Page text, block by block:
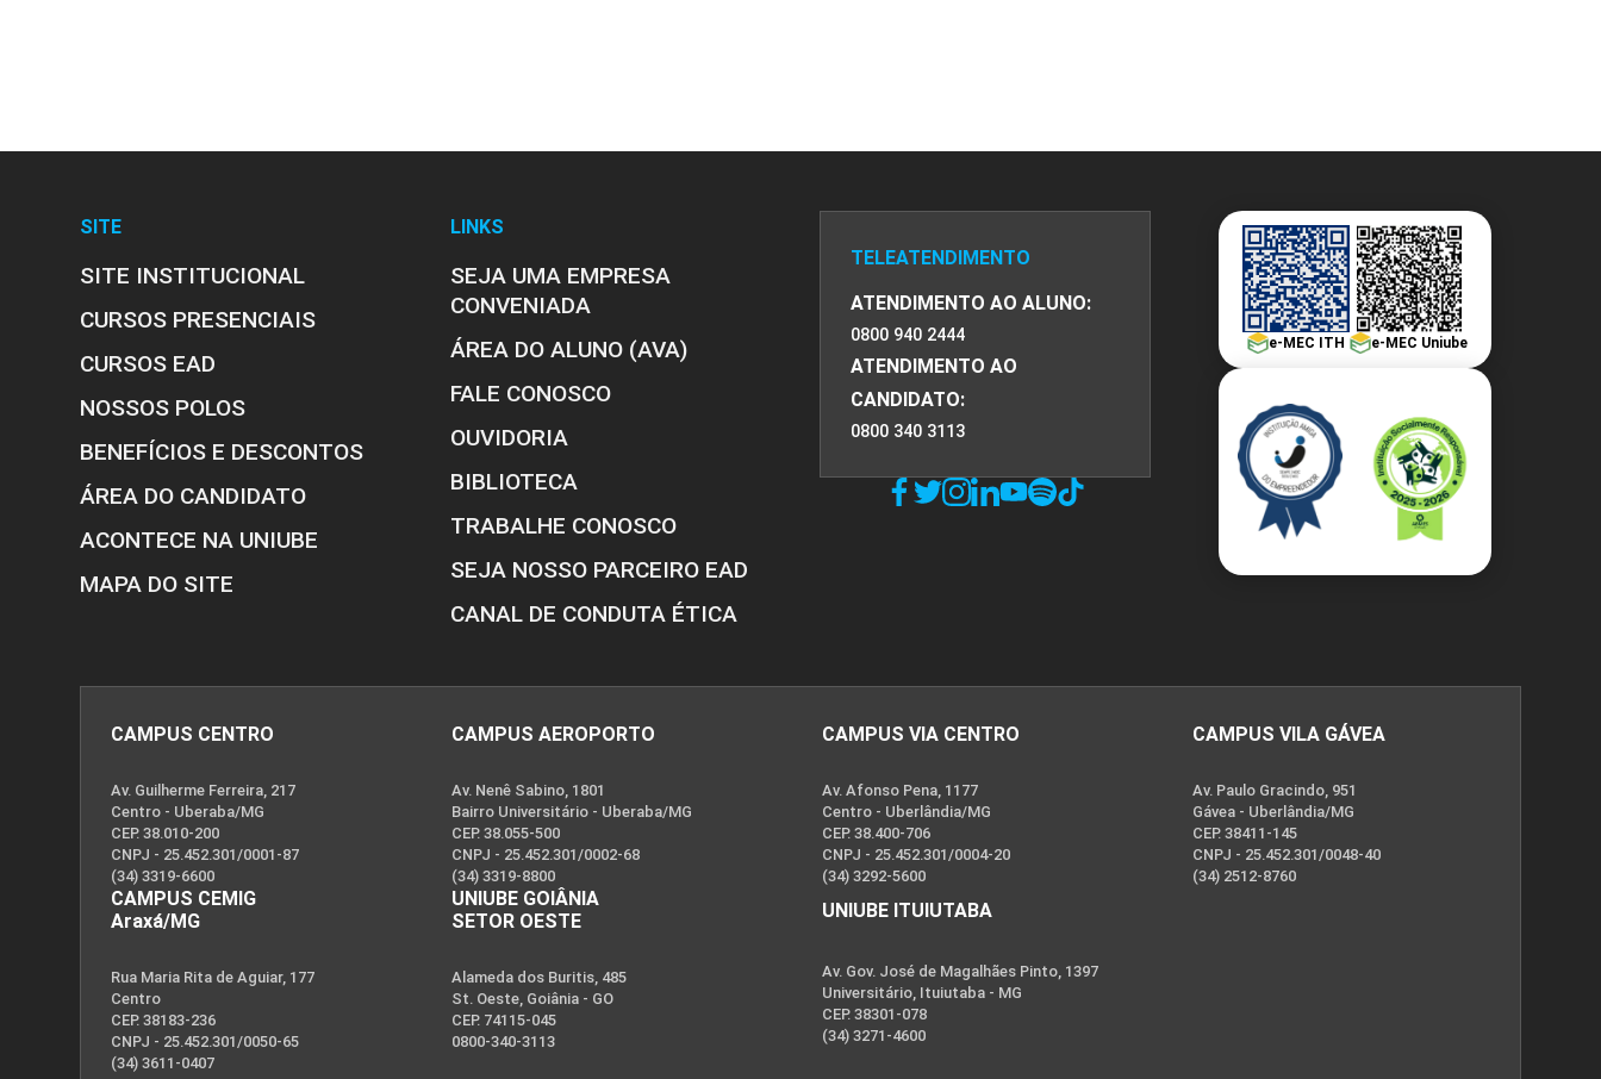
SITE
SITE INSTITUCIONAL
CURSOS PRESENCIAIS
CURSOS EAD
NOSSOS POLOS
BENEFÍCIOS E DESCONTOS
ÁREA DO CANDIDATO
ACONTECE NA UNIUBE
MAPA DO SITE
LINKS
SEJA UMA EMPRESA
CONVENIADA
ÁREA DO ALUNO (AVA)
FALE CONOSCO
OUVIDORIA
BIBLIOTECA
TRABALHE CONOSCO
SEJA NOSSO PARCEIRO EAD
CANAL DE CONDUTA ÉTICA
TELEATENDIMENTO
ATENDIMENTO AO ALUNO:
0800 940 2444
ATENDIMENTO AO
CANDIDATO:
0800 340 3113
e-MEC ITH e-MEC Uniube
CAMPUS CENTRO
Av. Guilherme Ferreira, 217
Centro - Uberaba/MG
CEP. 38.010-200
CNPJ - 25.452.301/0001-87
(34) 3319-6600
CAMPUS CEMIG
Araxá/MG
Rua Maria Rita de Aguiar, 177
Centro
CEP. 38183-236
CNPJ - 25.452.301/0050-65
(34) 3611-0407
CAMPUS AEROPORTO
Av. Nenê Sabino, 1801
Bairro Universitário - Uberaba/MG
CEP. 38.055-500
CNPJ - 25.452.301/0002-68
(34) 3319-8800
UNIUBE GOIÂNIA
SETOR OESTE
Alameda dos Buritis, 485
St. Oeste, Goiânia - GO
CEP. 74115-045
0800-340-3113
CAMPUS VIA CENTRO
Av. Afonso Pena, 1177
Centro - Uberlândia/MG
CEP. 38.400-706
CNPJ - 25.452.301/0004-20
(34) 3292-5600
UNIUBE ITUIUTABA
Av. Gov. José de Magalhães Pinto, 1397
Universitário, Ituiutaba - MG
CEP. 38301-078
(34) 3271-4600
CAMPUS VILA GÁVEA
Av. Paulo Gracindo, 951
Gávea - Uberlândia/MG
CEP. 38411-145
CNPJ - 25.452.301/0048-40
(34) 2512-8760